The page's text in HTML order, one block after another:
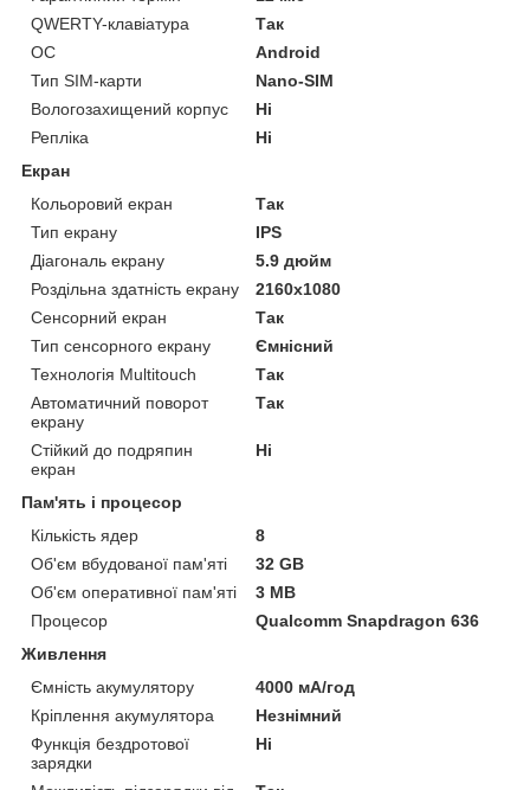
QWERTY-клавіатура
Так
ОС
Android
Тип SIM-карти
Nano-SIM
Вологозахищений корпус
Ні
Репліка
Ні
Екран
Кольоровий екран
Так
Тип екрану
IPS
Діагональ екрану
5.9 дюйм
Роздільна здатність екрану
2160x1080
Сенсорний екран
Так
Тип сенсорного екрану
Ємнісний
Технологія Multitouch
Так
Автоматичний поворот
екрану
Так
Стійкий до подряпин
екран
Ні
Пам'ять і процесор
Кількість ядер
8
Об'єм вбудованої пам'яті
32 GB
Об'єм оперативної пам'яті
3 MB
Процесор
Qualcomm Snapdragon 636
Живлення
Ємність акумулятору
4000 мА/год
Кріплення акумулятора
Незнімний
Функція бездротової
зарядки
Ні